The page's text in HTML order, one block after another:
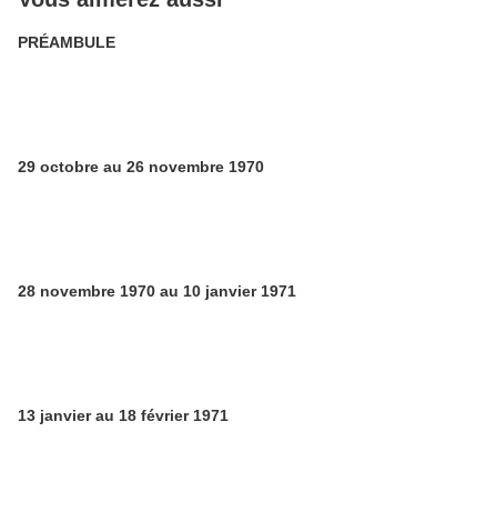
PRÉAMBULE
29 octobre au 26 novembre 1970
28 novembre 1970 au 10 janvier 1971
13 janvier au 18 février 1971